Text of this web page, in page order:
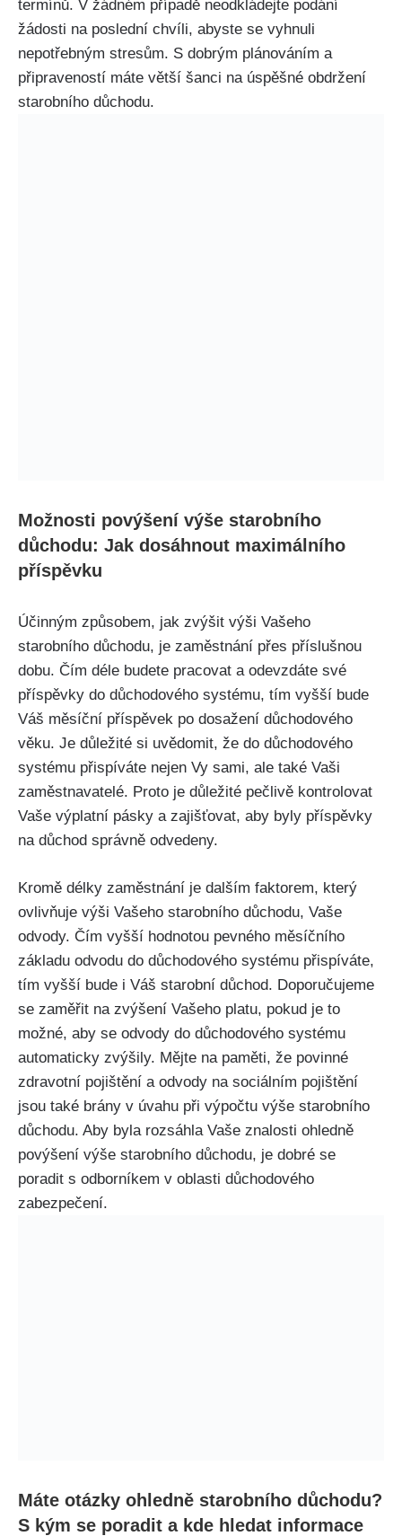
termínů. V žádném případě neodkládejte podání
žádosti na poslední chvíli, abyste se vyhnuli
nepotřebným stresům. S dobrým plánováním a
připraveností máte větší šanci na úspěšné obdržení
starobního důchodu.
Možnosti povýšení výše starobního
důchodu: Jak dosáhnout maximálního
příspěvku
Účinným způsobem, jak zvýšit výši Vašeho
starobního důchodu, je zaměstnání přes příslušnou
dobu. Čím déle budete pracovat a odevzdáte své
příspěvky do důchodového systému, tím vyšší bude
Váš měsíční příspěvek po dosažení důchodového
věku. Je důležité si uvědomit, že do důchodového
systému přispíváte nejen Vy sami, ale také Vaši
zaměstnavatelé. Proto je důležité pečlivě kontrolovat
Vaše výplatní pásky a zajišťovat, aby byly příspěvky
na důchod správně odvedeny.
Kromě délky zaměstnání je dalším faktorem, který
ovlivňuje výši Vašeho starobního důchodu, Vaše
odvody. Čím vyšší hodnotou pevného měsíčního
základu odvodu do důchodového systému přispíváte,
tím vyšší bude i Váš starobní důchod. Doporučujeme
se zaměřit na zvýšení Vašeho platu, pokud je to
možné, aby se odvody do důchodového systému
automaticky zvýšily. Mějte na paměti, že povinné
zdravotní pojištění a odvody na sociálním pojištění
jsou také brány v úvahu při výpočtu výše starobního
důchodu. Aby byla rozsáhla Vaše znalosti ohledně
povýšení výše starobního důchodu, je dobré se
poradit s odborníkem v oblasti důchodového
zabezpečení.
Máte otázky ohledně starobního důchodu?
S kým se poradit a kde hledat informace